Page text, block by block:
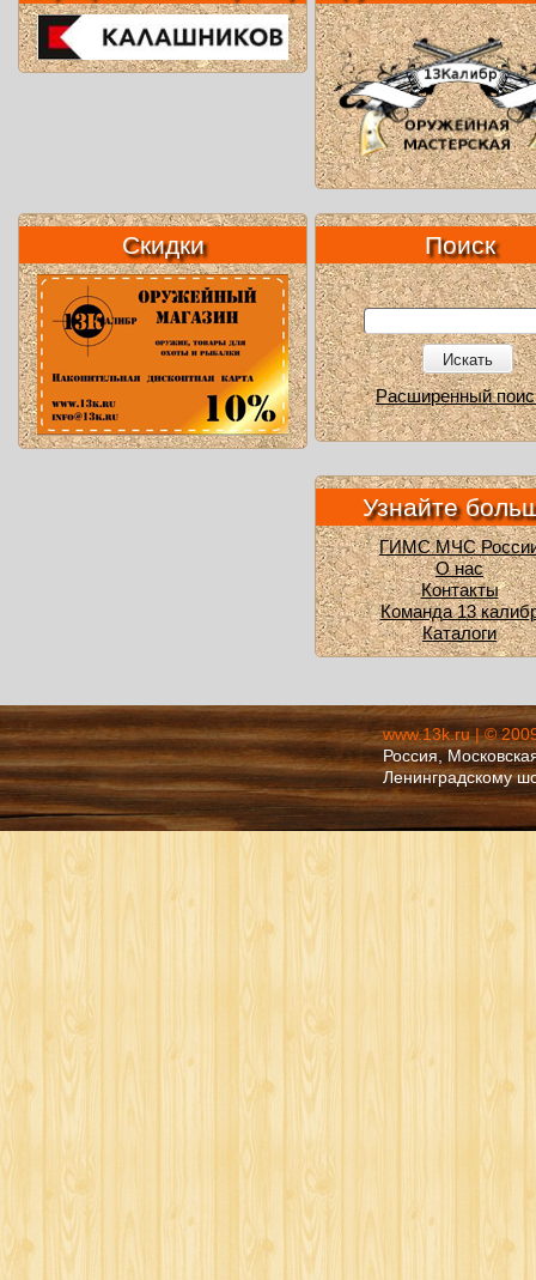
Скидки Поиск
Искать
Расширенный
Узнайте
ГИМС МЧС
О нас
Контакты
Команда 13
Каталоги
www.13k.ru | ©
Россия,
Ленинградскому